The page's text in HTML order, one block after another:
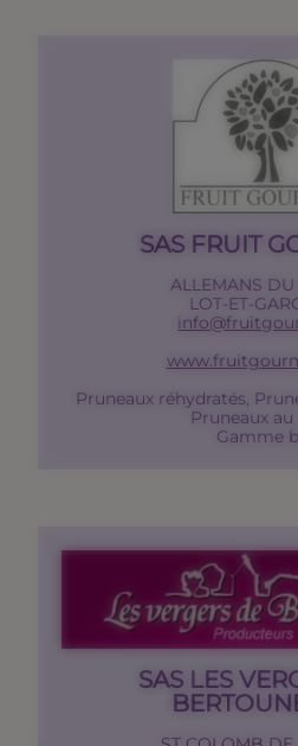
SAS FRUIT
ALLEMANS
LOT-ET-
Pruneaux réhydratés,
Pruneaux
Gamme
SAS LES